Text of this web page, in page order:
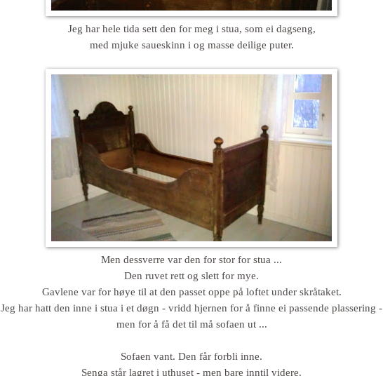
Jeg har hele tida sett den for meg i stua, som ei dagseng,
med mjuke saueskinn i og masse deilige puter.
Men dessverre var den for stor for stua ...
Den ruvet rett og slett for mye.
Gavlene var for høye til at den passet oppe på loftet under skråtaket.
Jeg har hatt den inne i stua i et døgn - vridd hjernen for å finne ei passende plassering -
men for å få det til må sofaen ut ...
Sofaen vant. Den får forbli inne.
Senga står lagret i uthuset - men bare inntil videre.